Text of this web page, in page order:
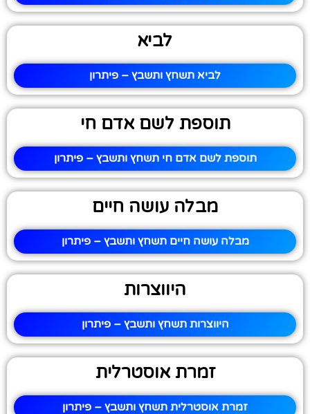
לביא
לביא תשחץ ותשבץ – פיתרון
תוספת לשם אדם חי
תוספת לשם אדם חי תשחץ ותשבץ – פיתרון
מבלה עושה חיים
מבלה עושה חיים תשחץ ותשבץ – פיתרון
היווצרות
היווצרות תשחץ ותשבץ – פיתרון
זמרת אוסטרלית
זמרת אוסטרלית תשחץ ותשבץ – פיתרון